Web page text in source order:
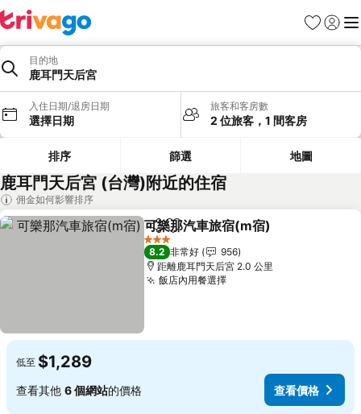
我的最愛
登入 選
目的地
鹿耳門天后宮
入住日期/退房日期
選擇日期
旅客和客房數
2 位旅客，1 間客房
排序 篩選 地圖
鹿耳門天后宮 (台灣)附近的住宿
佣金如何影響排序
分享 加入我的最愛
可樂那汽車旅宿(m宿)
3 星級
8.2 非常好
956
距離鹿耳門天后宮 2.0 公里
飯店內用餐選擇
低至 $1,289
查看其他 6 個網站的價格 查看價格